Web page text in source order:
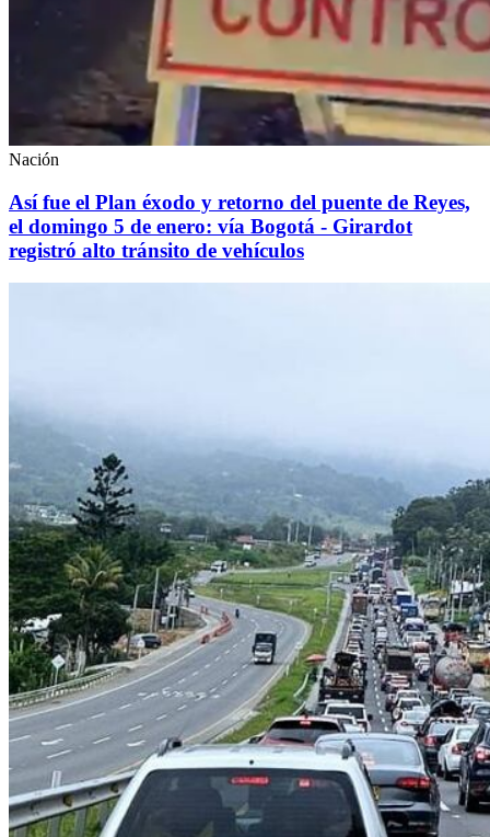
Nación
Así fue el Plan éxodo y retorno del puente de Reyes,
el domingo 5 de enero: vía Bogotá - Girardot
registró alto tránsito de vehículos